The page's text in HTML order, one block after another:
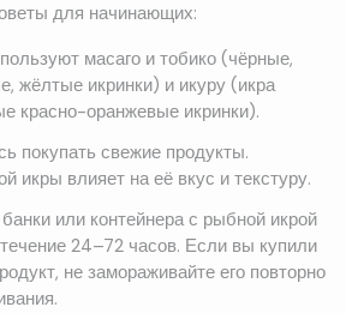
для начинающих:
масаго и тобико (чёрные,
жёлтые икринки) и икуру (икра
красно-оранжевые икринки).
покупать свежие продукты.
икры влияет на её вкус и текстуру.
или контейнера с рыбной икрой
24–72 часов. Если вы купили
не замораживайте его повторно